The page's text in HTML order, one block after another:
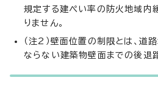
規定する建ぺい率の防火地域内
りません。
（注2）壁面位置の制限とは、道
ならない建築物壁面までの後退